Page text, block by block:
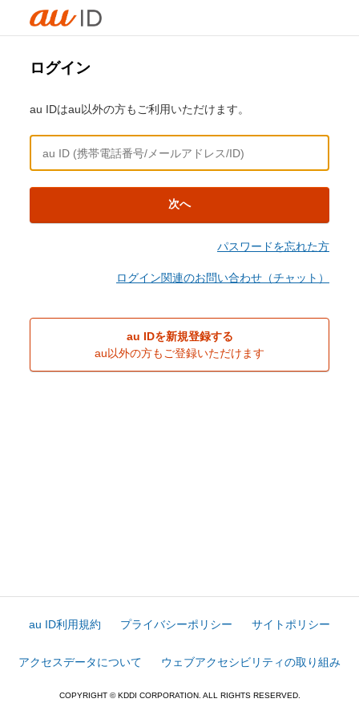
ログイン
au IDはau以外の方もご利用いただけます。
次へ
パスワードを忘れた方
ログイン関連のお問い合わせ（チャット）
au IDを新規登録する
au以外の方もご登録いただけます
au ID利用規約 プライバシーポリシー サイトポリシー
アクセスデータについて ウェブアクセシビリティの取り組み
COPYRIGHT © KDDI CORPORATION. ALL RIGHTS RESERVED.